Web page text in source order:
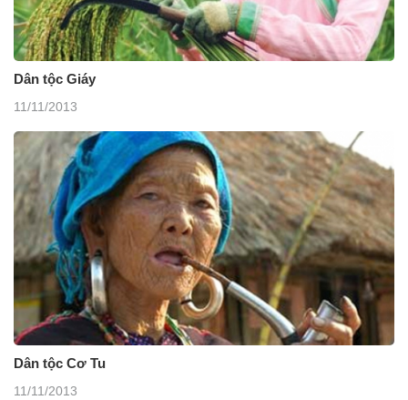
Dân tộc Giáy
11/11/2013
Dân tộc Cơ Tu
11/11/2013